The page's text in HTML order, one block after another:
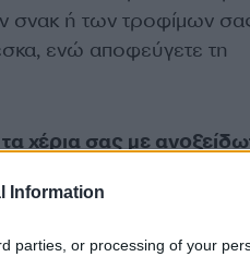
Information
parties, or processing of your
σνακ ή των τροφίμων
ενώ αποφεύγετε τη
χέρια σας με